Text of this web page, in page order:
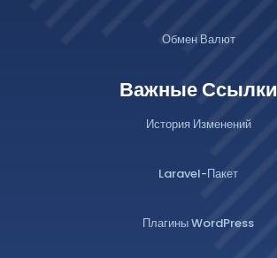
Обмен Валют
Важные Ссылки
История Изменений
Laravel-Пакет
Плагины WordPress